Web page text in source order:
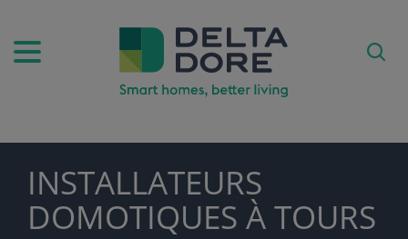
& SERVICES)
INSTALLATEURS
DOMOTIQUES À TOURS